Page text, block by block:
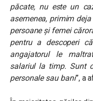
păcate, nu este un
asemenea, primim
persoane și femei
pentru a descoperi
angajatorul le
salariul la timp. Sunt
personale sau bani”, a